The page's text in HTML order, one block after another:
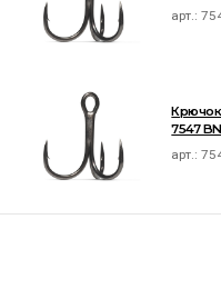
арт.:
Крючок
7547
арт.: